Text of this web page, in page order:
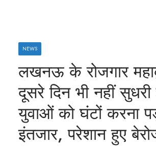
NEWS
लखनऊ के रोजगार
दूसरे दिन भी नहीं सुधरी
युवाओं को घंटों करना
इंतजार, परेशान हुए